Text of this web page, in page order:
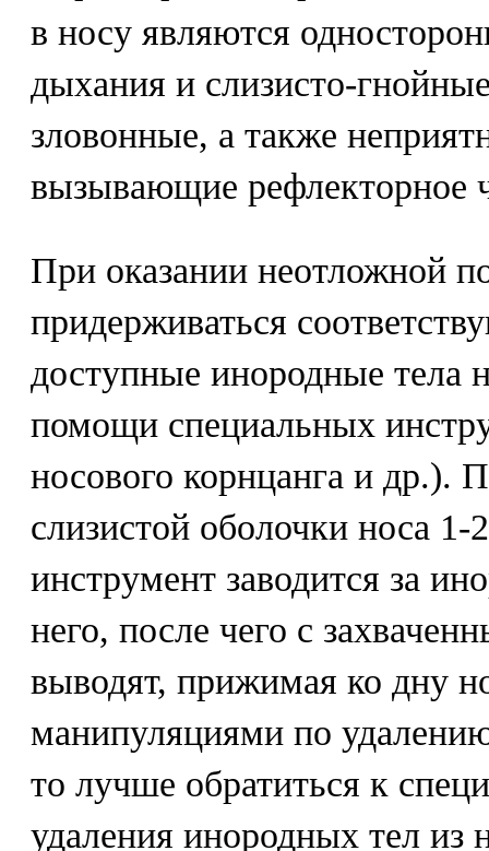
в носу являются
дыхания и слизисто-
зловонные, а также
вызывающие рефлекторное
При оказании неотложной
придерживаться
доступные инородные тела
помощи специальных
носового корнцанга и др.).
слизистой оболочки носа 1-
инструмент заводится за
него, после чего с
выводят, прижимая ко дну
манипуляциями по
то лучше обратиться к
удаления инородных тел из